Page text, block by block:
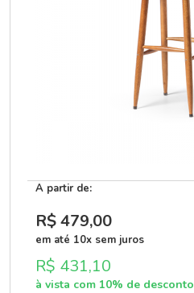
A partir de:
R$ 479,00
em até 10x sem juros
R$ 431,10
à vista com 10% de desconto